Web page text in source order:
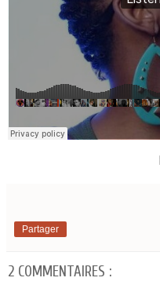
Partager
2 COMMENTAIRES :